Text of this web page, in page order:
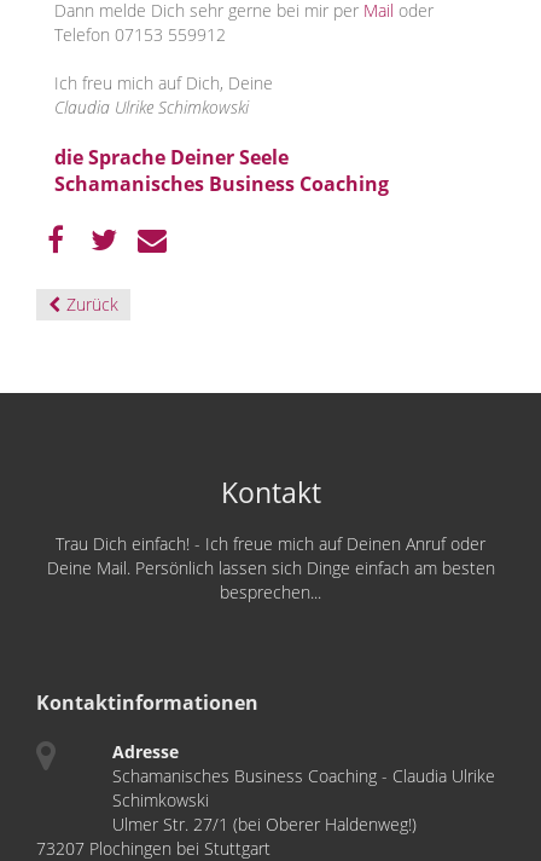
Dann melde Dich sehr gerne bei mir per Mail oder
Telefon 07153 559912
Ich freu mich auf Dich, Deine
Claudia Ulrike Schimkowski
die Sprache Deiner Seele
Schamanisches Business Coaching
Zurück
Kontakt
Trau Dich einfach! - Ich freue mich auf Deinen Anruf oder
Deine Mail. Persönlich lassen sich Dinge einfach am besten
besprechen...
Kontaktinformationen
Adresse
Schamanisches Business Coaching - Claudia Ulrike
Schimkowski
Ulmer Str. 27/1 (bei Oberer Haldenweg!)
73207 Plochingen bei Stuttgart